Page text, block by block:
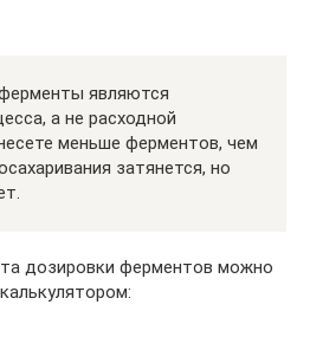
являются
а не расходной
меньше ферментов, чем
затянется, но
дозировки ферментов можно